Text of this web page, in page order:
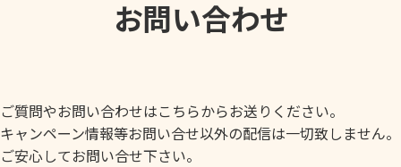
お問い合わせ
ご質問やお問い合わせはこちらからお送りください。
キャンペーン情報等お問い合せ以外の配信は一切致しません。
ご安心してお問い合せ下さい。